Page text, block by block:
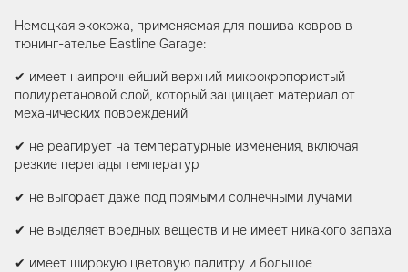
Немецкая экокожа, применяемая для пошива ковров в
тюнинг-ателье Eastline Garage:
✔ имеет наипрочнейший верхний микрокропористый
полиуретановой слой, который защищает материал от
механических повреждений
✔ не реагирует на температурные изменения, включая
резкие перепады температур
✔ не выгорает даже под прямыми солнечными лучами
✔ не выделяет вредных веществ и не имеет никакого запаха
✔ имеет широкую цветовую палитру и большое